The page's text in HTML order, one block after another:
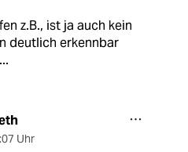
z.B., ist ja auch kein
deutlich erkennbar
Uhr